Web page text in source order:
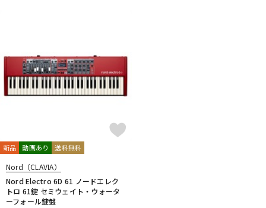
新品 動画あり 送料無料
Nord（CLAVIA）
Nord Electro 6D 61 ノードエレク
トロ 61鍵 セミウェイト・ウォータ
ーフォール鍵盤